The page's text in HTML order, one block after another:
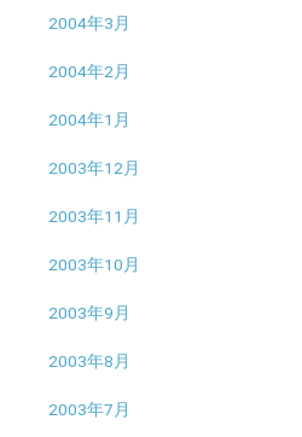
2004年3月
2004年2月
2004年1月
2003年12月
2003年11月
2003年10月
2003年9月
2003年8月
2003年7月